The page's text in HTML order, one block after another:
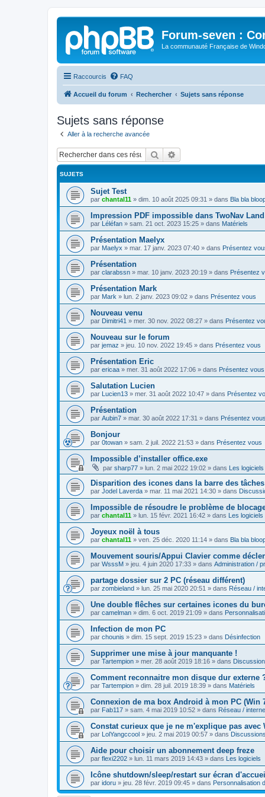
Forum-seven :
La communauté Française de
Raccourcis FAQ
Accueil du forum Rechercher Sujets sans réponse
Sujets sans réponse
Aller à la recherche avancée
Rechercher
SUJETS
Sujet Test
par chantal11 » dim. 10 août 2025 09:31 » dans Bla bla
Impression PDF impossible dans TwoNav
par Léléfan » sam. 21 oct. 2023 15:25 » dans Matériels
Présentation Maelyx
par Maelyx » mar. 17 janv. 2023 07:40 » dans Présentez
Présentation
par clarabssn » mar. 10 janv. 2023 20:19 » dans Présentez
Présentation Mark
par Mark » lun. 2 janv. 2023 09:02 » dans Présentez vous
Nouveau venu
par Dimitri41 » mer. 30 nov. 2022 08:27 » dans Présentez
Nouveau sur le forum
par jemaz » jeu. 10 nov. 2022 19:45 » dans Présentez vous
Présentation Eric
par ericaa » mer. 31 août 2022 17:06 » dans Présentez vous
Salutation Lucien
par Lucien13 » mer. 31 août 2022 10:47 » dans Présentez
Présentation
par Aubin7 » mar. 30 août 2022 17:31 » dans Présentez vous
Bonjour
par 0towan » sam. 2 juil. 2022 21:53 » dans Présentez vous
Impossible d’installer office.exe
par sharp77 » lun. 2 mai 2022 19:02 » dans Les logiciels
Disparition des icones dans la barre des tâches
par Jodel Laverda » mar. 11 mai 2021 14:30 » dans
Impossible de résoudre le problème de
par chantal11 » lun. 15 févr. 2021 16:42 » dans Les logiciels
Joyeux noël à tous
par chantal11 » ven. 25 déc. 2020 11:14 » dans Bla bla
Mouvement souris/Appui Clavier comme
par WsssM » jeu. 4 juin 2020 17:33 » dans Administration /
partage dossier sur 2 PC (réseau différent)
par zombieland » lun. 25 mai 2020 20:51 » dans Réseau /
Une double flêches sur certaines icones du
par camelman » dim. 6 oct. 2019 21:09 » dans
Infection de mon PC
par chounis » dim. 15 sept. 2019 15:23 » dans Désinfection
Supprimer une mise à jour manquante !
par Tartempion » mer. 28 août 2019 18:16 » dans
Comment reconnaitre mon disque dur externe
par Tartempion » dim. 28 juil. 2019 18:39 » dans Matériels
Connexion de ma box Android à mon PC (Win
par Fab117 » sam. 4 mai 2019 10:52 » dans Réseau /
Constat curieux que je ne m'explique pas avec
par LolYangccool » jeu. 2 mai 2019 00:57 » dans
Aide pour choisir un abonnement deep freze
par flexi2202 » lun. 11 mars 2019 14:43 » dans Les logiciels
Icône shutdown/sleep/restart sur écran
par idoru » jeu. 28 févr. 2019 09:45 » dans Personnalisation